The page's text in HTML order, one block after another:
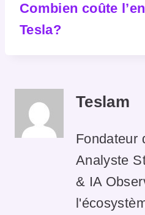
Combien coûte
Tesla?
Teslam
Fondateur
Analyste
& IA